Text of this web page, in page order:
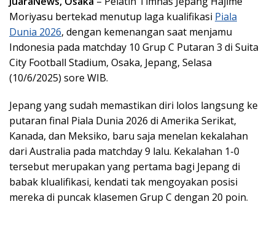
Moriyasu bertekad menutup laga kualifikasi Piala
Dunia 2026, dengan kemenangan saat menjamu
Indonesia pada matchday 10 Grup C Putaran 3 di Suita
City Football Stadium, Osaka, Jepang, Selasa
(10/6/2025) sore WIB.
Jepang yang sudah memastikan diri lolos langsung ke
putaran final Piala Dunia 2026 di Amerika Serikat,
Kanada, dan Meksiko, baru saja menelan kekalahan
dari Australia pada matchday 9 lalu. Kekalahan 1-0
tersebut merupakan yang pertama bagi Jepang di
babak klualifikasi, kendati tak mengoyakan posisi
mereka di puncak klasemen Grup C dengan 20 poin.